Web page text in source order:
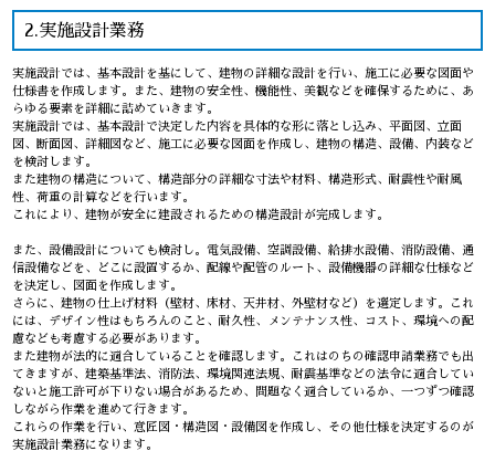
2.実施設計業務
実施設計では、基本設計を基にして、建物の詳細な設計を行い、施工に必要な図面や
仕様書を作成します。また、建物の安全性、機能性、美観などを確保するために、あ
らゆる要素を詳細に詰めていきます。
実施設計では、基本設計で決定した内容を具体的な形に落とし込み、平面図、立面
図、断面図、詳細図など、施工に必要な図面を作成し、建物の構造、設備、内装など
を検討します。
また建物の構造について、構造部分の詳細な寸法や材料、構造形式、耐震性や耐風
性、荷重の計算などを行います。
これにより、建物が安全に建設されるための構造設計が完成します。
また、設備設計についても検討し。電気設備、空調設備、給排水設備、消防設備、通
信設備などを、どこに設置するか、配線や配管のルート、設備機器の詳細な仕様など
を決定し、図面を作成します。
さらに、建物の仕上げ材料（壁材、床材、天井材、外壁材など）を選定します。これ
には、デザイン性はもちろんのこと、耐久性、メンテナンス性、コスト、環境への配
慮なども考慮する必要があります。
また建物が法的に適合していることを確認します。これはのちの確認申請業務でも出
てきますが、建築基準法、消防法、環境関連法規、耐震基準などの法令に適合してい
ないと施工許可が下りない場合があるため、問題なく適合しているか、一つずつ確認
しながら作業を進めて行きます。
これらの作業を行い、意匠図・構造図・設備図を作成し、その他仕様を決定するのが
実施設計業務になります。